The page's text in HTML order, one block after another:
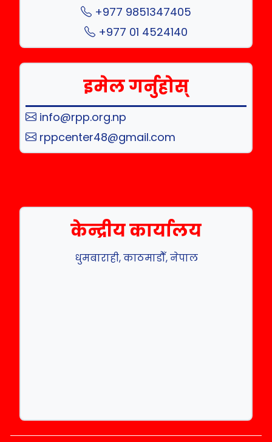
+977 9851347405
+977 01 4524140
इमेल गर्नुहोस्
info@rpp.org.np
rppcenter48@gmail.com
केन्द्रीय कार्यालय
धुमबाराही, काठमाडौँ, नेपाल